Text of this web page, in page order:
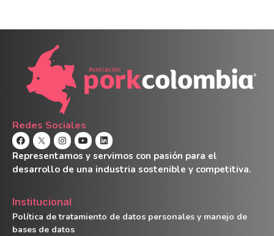
Redes Sociales
Representamos y servimos con pasión para el
desarrollo de una industria sostenible y competitiva.
Institucional
Política de tratamiento de datos personales y manejo de
bases de datos